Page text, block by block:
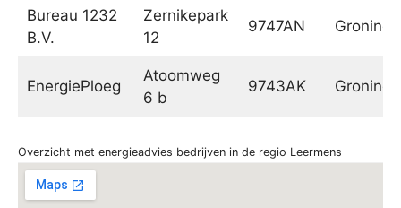
Bureau 1232
B.V.
Zernikepark
12
9747AN
EnergiePloeg
Atoomweg
6 b
9743AK
Overzicht met energieadvies bedrijven in de regio Leermens